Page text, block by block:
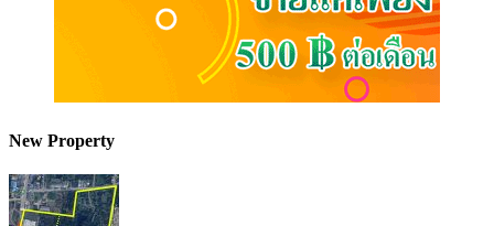
New Property